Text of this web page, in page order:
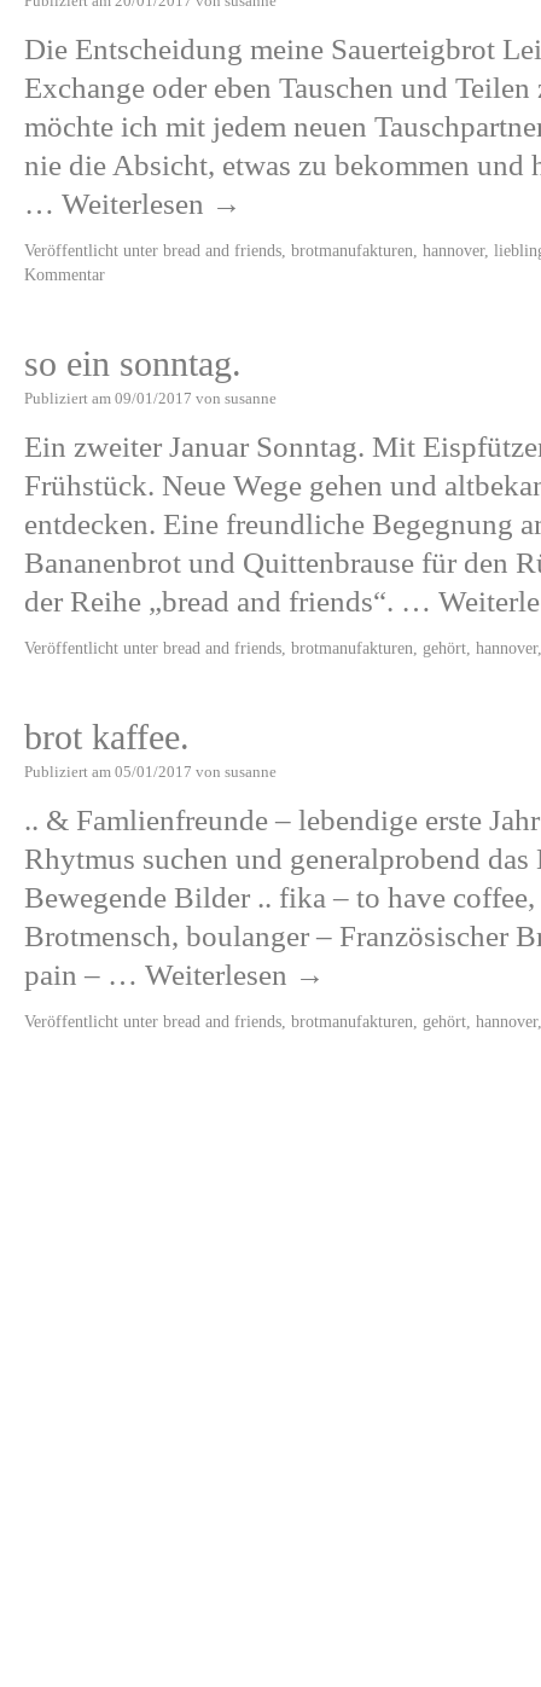
Die Entscheidung meine Sauerteigbrot
Exchange oder eben Tauschen und
möchte ich mit jedem neuen
nie die Absicht, etwas zu bekommen und
… Weiterlesen →
Veröffentlicht unter bread and friends brotmanufakturen hannover,
Kommentar
so ein sonntag.
Publiziert am 09/01/2017 von susanne
Ein zweiter Januar Sonntag. Mit
Frühstück. Neue Wege gehen und
entdecken. Eine freundliche Begegnung
Bananenbrot und Quittenbrause für den
der Reihe „bread and friends“. …
Veröffentlicht unter bread and friends brotmanufakturen gehört hannover
brot kaffee.
Publiziert am 05/01/2017 von susanne
.. & Famlienfreunde – lebendige erste
Rhytmus suchen und generalprobend
Bewegende Bilder .. fika – to have coffee,
Brotmensch, boulanger – Französischer
pain – … Weiterlesen →
Veröffentlicht unter bread and friends brotmanufakturen gehört hannover